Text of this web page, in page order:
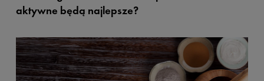
aktywne będą najlepsze?